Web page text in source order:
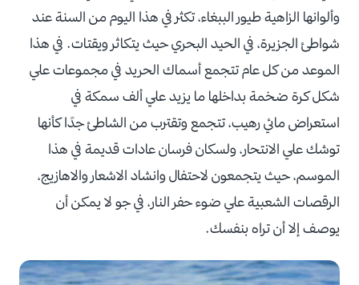
وألوانها الزاهية طيور الببغاء، تكثر في هذا اليوم من السنة عند
شواطئ الجزيرة، في الحيد البحري حيث يتكاثر ويقتات. في هذا
الموعد من كل عام تتجمع أسماك الحريد في مجموعات علي
شكل كرة ضخمة بداخلها ما يزيد علي ألف سمكة في
استعراض مائي رهيب، تتجمع وتقترب من الشاطئ جدًا كأنها
توشك علي الانتحار، ولسكان فرسان عادات قديمة في هذا
الموسم، حيث يتجمعون لاحتفال وانشاد الاشعار والاهازيج،
الرقصات الشعبية علي ضوء حفر النار، في جو لا يمكن أن
يوصف إلا أن تراه بنفسك.